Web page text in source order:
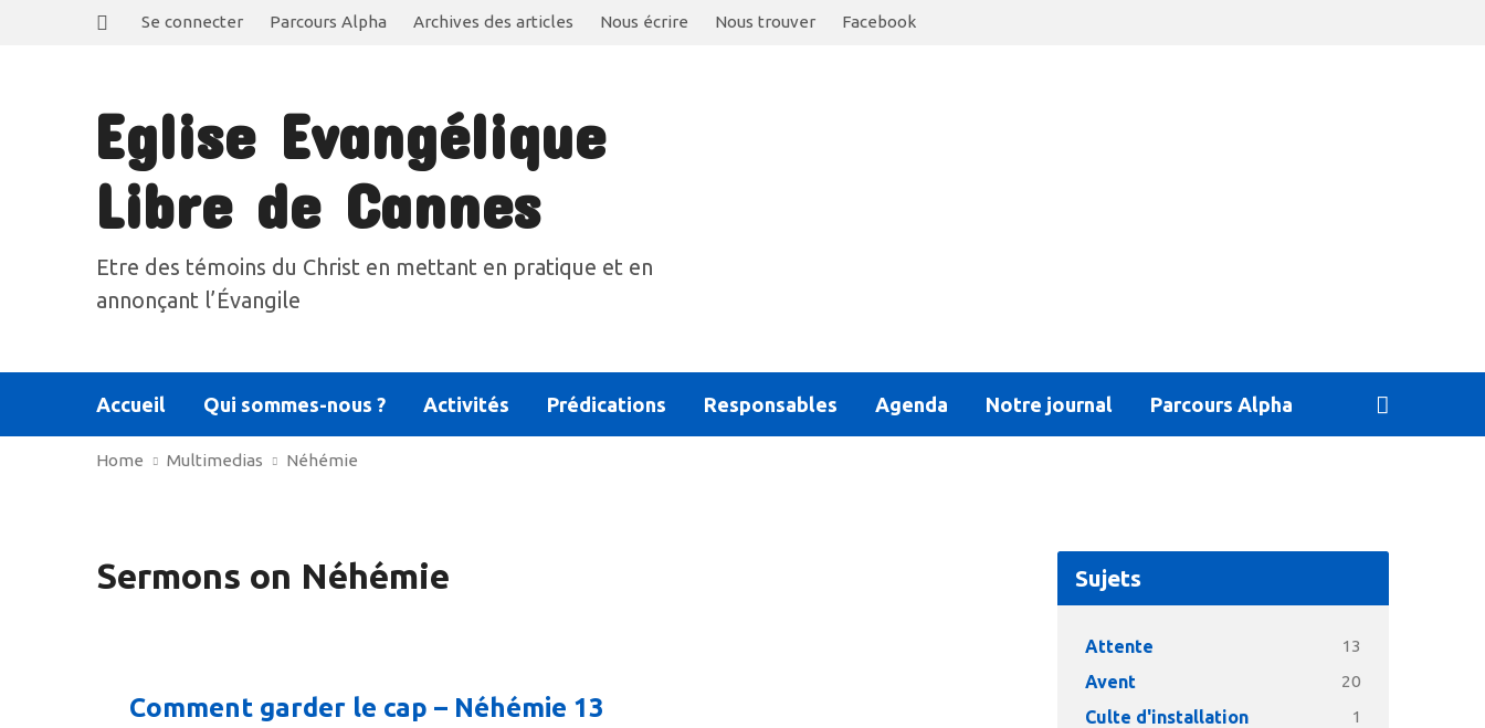
Se connecter Parcours Alpha Archives des articles Nous écrire Nous trouver Facebook
Eglise Evangélique
Libre de Cannes
Etre des témoins du Christ en mettant en pratique et en
annonçant l’Évangile
Accueil Qui sommes-nous ? Activités Prédications Responsables Agenda Notre journal Parcours Alpha
Home Multimedias Néhémie
Sermons on Néhémie
Comment garder le cap – Néhémie 13
Sujets
Attente 13
Avent 20
Culte d'installation 1